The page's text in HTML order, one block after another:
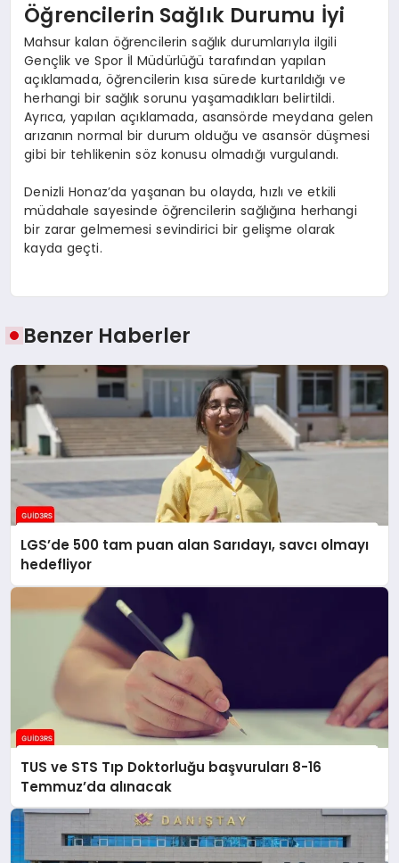
Öğrencilerin Sağlık Durumu İyi
Mahsur kalan öğrencilerin sağlık durumlarıyla ilgili
Gençlik ve Spor İl Müdürlüğü tarafından yapılan
açıklamada, öğrencilerin kısa sürede kurtarıldığı ve
herhangi bir sağlık sorunu yaşamadıkları belirtildi.
Ayrıca, yapılan açıklamada, asansörde meydana gelen
arızanın normal bir durum olduğu ve asansör düşmesi
gibi bir tehlikenin söz konusu olmadığı vurgulandı.
Denizli Honaz’da yaşanan bu olayda, hızlı ve etkili
müdahale sayesinde öğrencilerin sağlığına herhangi
bir zarar gelmemesi sevindirici bir gelişme olarak
kayda geçti.
Benzer Haberler
LGS’de 500 tam puan alan Sarıdayı, savcı olmayı
hedefliyor
TUS ve STS Tıp Doktorluğu başvuruları 8-16
Temmuz’da alınacak